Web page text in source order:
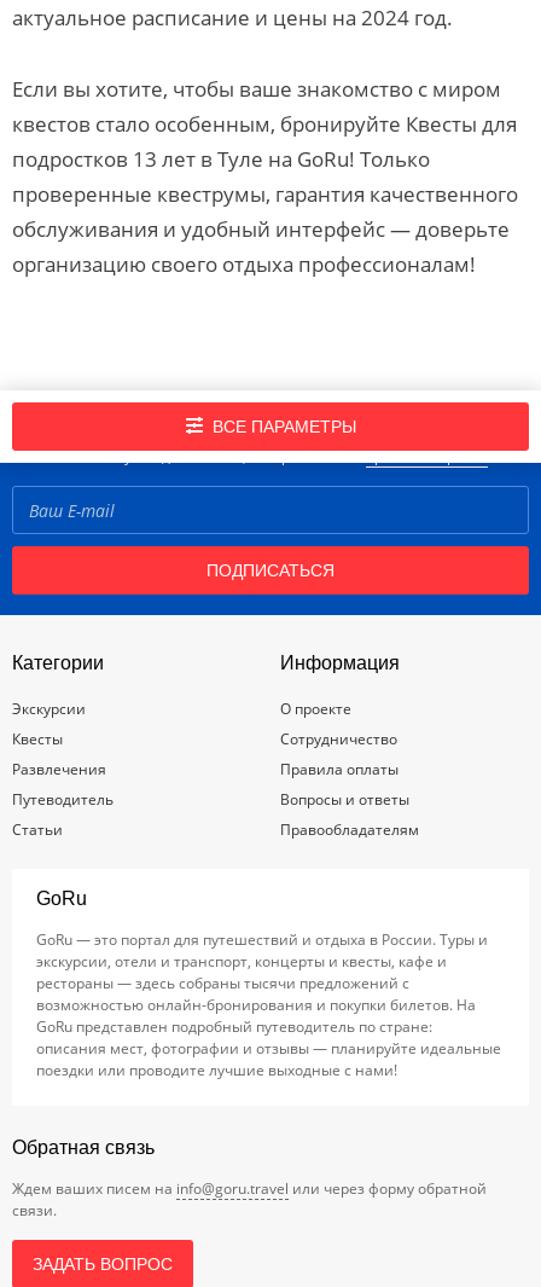
актуальное расписание и цены на 2024 год.
Если вы хотите, чтобы ваше знакомство с миром
квестов стало особенным, бронируйте Квесты для
подростков 13 лет в Туле на GoRu! Только
проверенные квеструмы, гарантия качественного
обслуживания и удобный интерфейс — доверьте
организацию своего отдыха профессионалам!
ВСЕ ПАРАМЕТРЫ
Подпишись на нашу рассылку новостей!
Нажимая кнопку «Подписаться», вы принимаетеправила портала
ПОДПИСАТЬСЯ
Категории
Экскурсии
Квесты
Развлечения
Путеводитель
Статьи
Информация
О проекте
Сотрудничество
Правила оплаты
Вопросы и ответы
Правообладателям
GoRu
GoRu — это портал для путешествий и отдыха в России. Туры и
экскурсии, отели и транспорт, концерты и квесты, кафе и
рестораны — здесь собраны тысячи предложений с
возможностью онлайн-бронирования и покупки билетов. На
GoRu представлен подробный путеводитель по стране:
описания мест, фотографии и отзывы — планируйте идеальные
поездки или проводите лучшие выходные с нами!
Обратная связь
Ждем ваших писем на info@goru.travel или через форму обратной
связи.
ЗАДАТЬ ВОПРОС